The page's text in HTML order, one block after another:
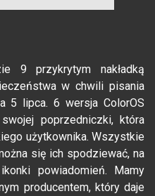
9 przykrytym nakładką
w chwili pisania
5 lipca. 6 wersja ColorOS
poprzedniczki, która
użytkownika. Wszystkie
się ich spodziewać, na
powiadomień. Mamy
producentem, który daje